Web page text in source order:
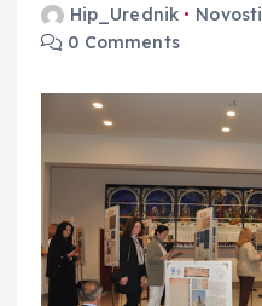
Hip_Urednik Novosti
0 Comments